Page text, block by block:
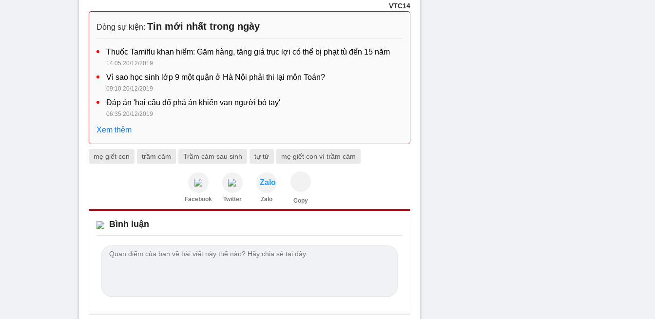
VTC14
Dòng sự kiện: Tin mới nhất trong ngày
Thuốc Tamiflu khan hiếm: Găm hàng, tăng giá trục lợi có thể bị phạt tù đến 15 năm
14:05 20/12/2019
Vì sao học sinh lớp 9 một quận ở Hà Nội phải thi lại môn Toán?
09:10 20/12/2019
Đáp án 'hai câu đố phá án khiến vạn người bó tay'
06:35 20/12/2019
Xem thêm
mẹ giết con trầm cảm Trầm cảm sau sinh tự tử mẹ giết con vì trầm cảm
Facebook Twitter
Zalo
Zalo Copy
Bình luận